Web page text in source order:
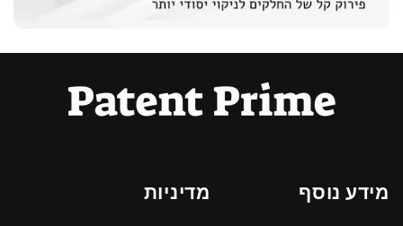
מידע נוסף מדיניות